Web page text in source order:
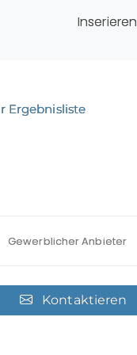
Inserieren
Ergebnisliste
Gewerblicher Anbieter
Kontaktieren